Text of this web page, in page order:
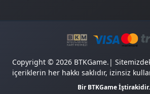
Copyright © 2026 BTKGame.|
içeriklerin her hakkı saklıdır, izinsiz
Bir BTKGame İştirakidir.